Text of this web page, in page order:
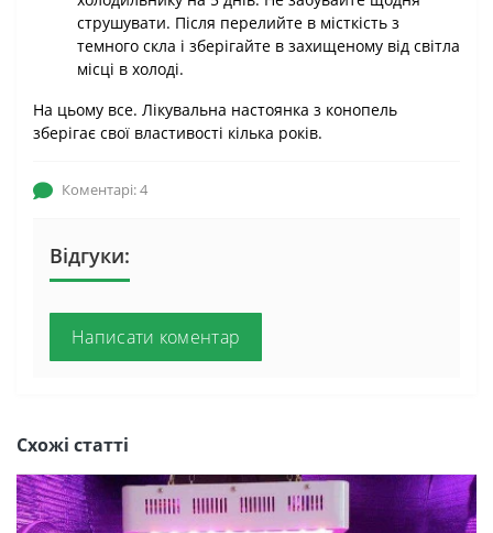
струшувати. Після перелийте в місткість з
темного скла і зберігайте в захищеному від світла
місці в холоді.
На цьому все. Лікувальна настоянка з конопель
зберігає свої властивості кілька років.
Коментарі: 4
Відгуки:
Написати коментар
Схожі статті